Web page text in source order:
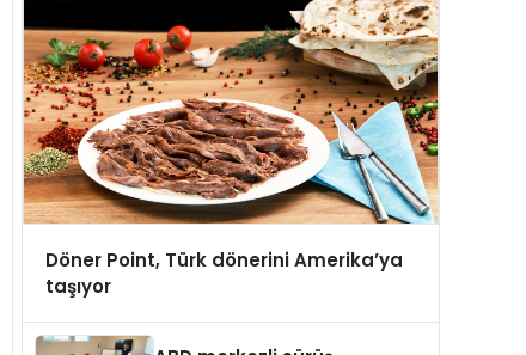
Döner Point, Türk dönerini Amerika’ya
taşıyor